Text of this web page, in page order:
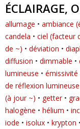
Maçonnerie
Charpente
Couverture,
Fumisterie
Menuiserie
Revêtements
Génie thermique
ÉCLAIRAGE,
allumage • ambiance
candela • ciel (facteur
de ~) • déviation •
diffusion • dimmable •
lumineuse • émissivité
de réflexion lumineuse
(à jour ~) • getter•
halogène • hélium •
iode • isolux • krypton •